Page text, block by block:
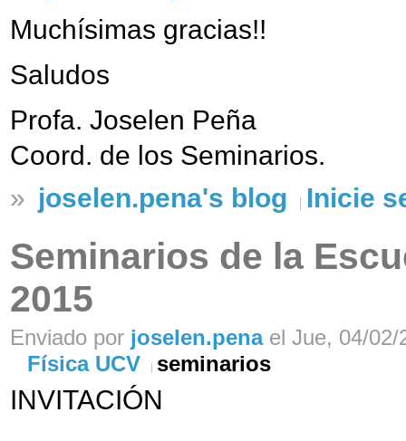
Muchísimas gracias!!
Saludos
Profa. Joselen Peña
Coord. de los Seminarios.
» joselen.pena's blog Inicie
Seminarios de la
2015
Enviado por joselen.penael Jue, 04/02/
Física UCV
seminarios
INVITACIÓN